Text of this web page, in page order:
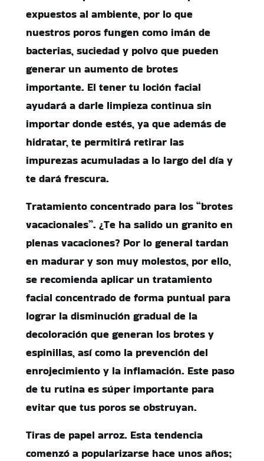
expuestos al ambiente, por lo que
nuestros poros fungen como imán de
bacterias, suciedad y polvo que pueden
generar un aumento de brotes
importante. El tener tu loción facial
ayudará a darle limpieza continua sin
importar donde estés, ya que además de
hidratar, te permitirá retirar las
impurezas acumuladas a lo largo del día y
te dará frescura.
Tratamiento concentrado para los “brotes
vacacionales”. ¿Te ha salido un granito en
plenas vacaciones? Por lo general tardan
en madurar y son muy molestos, por ello,
se recomienda aplicar un tratamiento
facial concentrado de forma puntual para
lograr la disminución gradual de la
decoloración que generan los brotes y
espinillas, así como la prevención del
enrojecimiento y la inflamación. Este paso
de tu rutina es súper importante para
evitar que tus poros se obstruyan.
Tiras de papel arroz. Esta tendencia
comenzó a popularizarse hace unos años;